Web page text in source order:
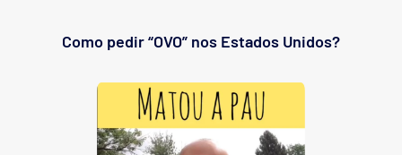
Como pedir “OVO” nos Estados Unidos?